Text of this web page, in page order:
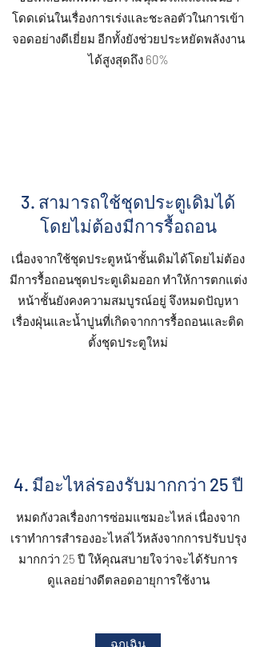
โดดเด่นในเรื่องการเร่งและชะลอตัวในการเข้า
จอดอย่างดีเยี่ยม อีกทั้งยังช่วยประหยัดพลังงาน
ได้สูงสุดถึง 60%
3. สามารถใช้ชุดประตูเดิมได้
โดยไม่ต้องมีการรื้อถอน
เนื่องจากใช้ชุดประตูหน้าชั้นเดิมได้โดยไม่ต้อง
มีการรื้อถอนชุดประตูเดิมออก ทำให้การตกแต่ง
หน้าชั้นยังคงความสมบูรณ์อยู่ จึงหมดปัญหา
เรื่องฝุ่นและน้ำปูนที่เกิดจากการรื้อถอนและติด
ตั้งชุดประตูใหม่
4. มีอะไหล่รองรับมากกว่า 25 ปี
หมดกังวลเรื่องการซ่อมแซมอะไหล่ เนื่องจาก
เราทำการสำรองอะไหล่ไว้หลังจากการปรับปรุง
มากกว่า 25 ปี ให้คุณสบายใจว่าจะได้รับการ
ดูแลอย่างดีตลอดอายุการใช้งาน
ฉุกเฉิน